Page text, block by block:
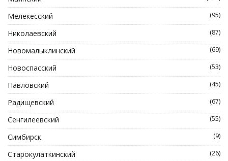
Мелекесский (95)
Николаевский (87)
Новомалыклинский (69)
Новоспасский (53)
Павловский (45)
Радищевский (67)
Сенгилеевский (55)
Симбирск (9)
Старокулаткинский (26)